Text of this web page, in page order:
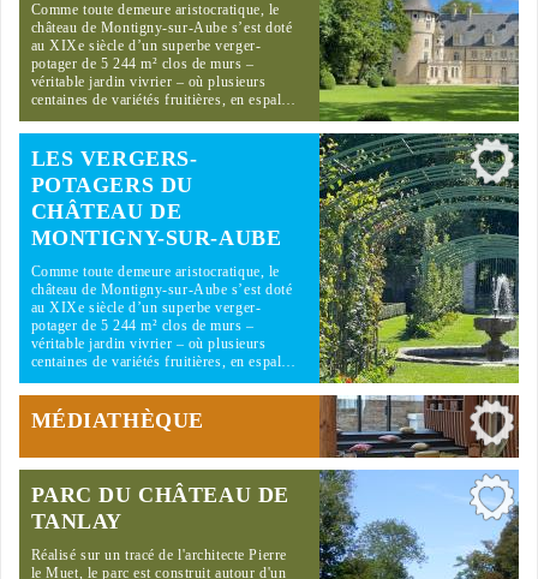
Comme toute demeure aristocratique, le
château de Montigny-sur-Aube s’est doté
au XIXe siècle d’un superbe verger-
potager de 5 244 m² clos de murs –
véritable jardin vivrier – où plusieurs
centaines de variétés fruitières, en espal…
LES VERGERS-
POTAGERS DU
CHÂTEAU DE
MONTIGNY-SUR-AUBE
Comme toute demeure aristocratique, le
château de Montigny-sur-Aube s’est doté
au XIXe siècle d’un superbe verger-
potager de 5 244 m² clos de murs –
véritable jardin vivrier – où plusieurs
centaines de variétés fruitières, en espal…
MÉDIATHÈQUE
PARC DU CHÂTEAU DE
TANLAY
Réalisé sur un tracé de l'architecte Pierre
le Muet, le parc est construit autour d'un